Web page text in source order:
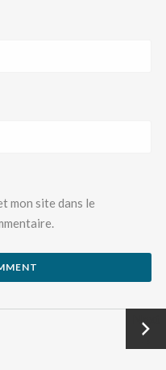
mon site dans le
Next
→